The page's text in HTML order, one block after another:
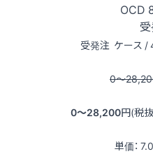
OCD
受発注 ケース /
0〜
0〜28,200円(税
単価：